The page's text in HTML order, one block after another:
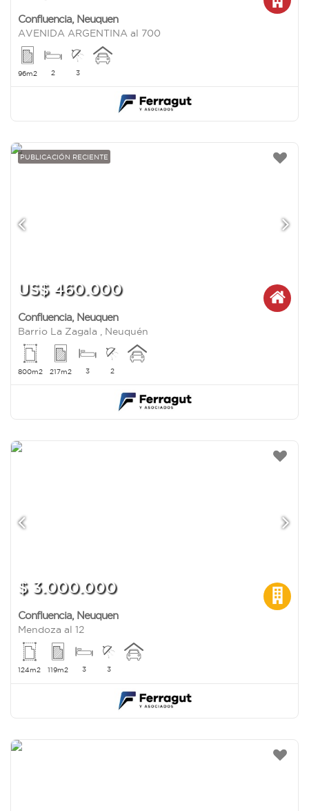
Confluencia, Neuquen
AVENIDA ARGENTINA al 700
96m2 2 3
PUBLICACIÓN RECIENTE
US$ 460.000
Confluencia, Neuquen
Barrio La Zagala , Neuquén
800m2 217m2 3 2
$ 3.000.000
Confluencia, Neuquen
Mendoza al 12
124m2 119m2 3 3